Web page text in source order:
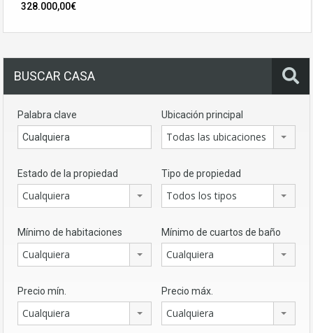
328.000,00€
BUSCAR CASA
Palabra clave Ubicación principal
Todas las ubicaciones
Estado de la propiedad
Cualquiera
Tipo de propiedad
Todos los tipos
Mínimo de habitaciones
Cualquiera
Mínimo de cuartos de baño
Cualquiera
Precio mín.
Cualquiera
Precio máx.
Cualquiera